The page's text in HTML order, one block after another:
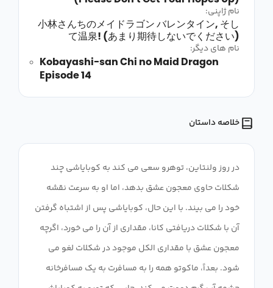
نام ژاپنی:
小林さんちのメイドラゴン バレンタイン, そし
て温泉! (あまり期待しないでください)
نام های دیگر:
Kobayashi-san Chi no Maid Dragon
Episode 14
خلاصه داستان
در روز ولنتاین، توهرو سعی می کند به کوبایاشی چند
شکلات حاوی معجون عشق بدهد، اما او به سرعت نقشه
خود را می بیند. با این حال، کوبایاشی پس از اشتباه گرفتن
آن با شکلات دریافتی کانا، مقداری از آن را می خورد، اگرچه
معجون عشق با مقداری الکل موجود در شکلات لغو می
شود. بعداً، ماکوتو همه را به مسافرت به یک مسافرخانه